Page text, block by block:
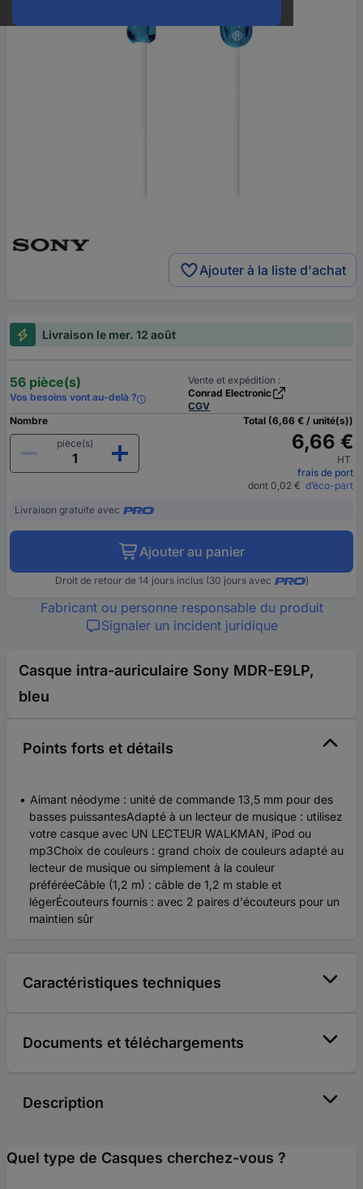
Ajouter à la liste d'achat
Livraison le mer. 12 août
56 pièce(s)
Vos besoins vont au-delà ?
Vente et expédition :
Conrad Electronic
CGV
Nombre
pièce(s)
Total (6,66 € / unité(s))
6,66 €
HT
frais de port
dont 0,02 € d’éco-part
Livraison gratuite avec
Ajouter au panier
Droit de retour de 14 jours inclus (30 jours avec )
Fabricant ou personne responsable du produit
Signaler un incident juridique
Casque intra-auriculaire Sony MDR-E9LP,
bleu
Points forts et détails
Aimant néodyme : unité de commande 13,5 mm pour des
basses puissantesAdapté à un lecteur de musique : utilisez
votre casque avec UN LECTEUR WALKMAN, iPod ou
mp3Choix de couleurs : grand choix de couleurs adapté au
lecteur de musique ou simplement à la couleur
préféréeCâble (1,2 m) : câble de 1,2 m stable et
légerÉcouteurs fournis : avec 2 paires d'écouteurs pour un
maintien sûr
Caractéristiques techniques
Documents et téléchargements
Description
Quel type de Casques cherchez-vous ?